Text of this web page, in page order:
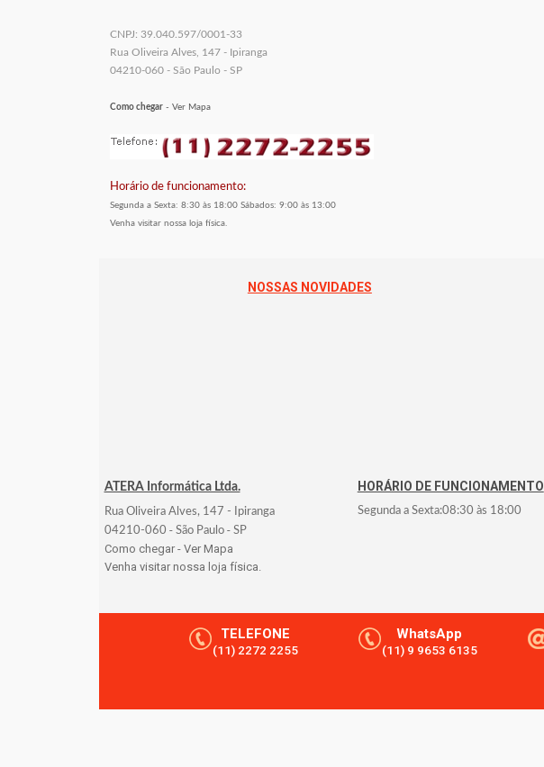
CNPJ: 39.040.597/0001-33
Rua Oliveira Alves, 147 - Ipiranga
04210-060 - São Paulo - SP
Como chegar- Ver Mapa
Horário de funcionamento:
Segunda a Sexta: 8:30 às 18:00 Sábados: 9:00 às 13:00
Venha visitar nossa loja física.
NOSSAS NOVIDADES
ATERA Informática Ltda.
Rua Oliveira Alves, 147 - Ipiranga
04210-060 - São Paulo- SP
Como chegar - Ver Mapa
Venha visitar nossa loja física.
HORÁRIO DE FUNCIONAMENTO
Segunda a Sexta:08:30 às 18:00
TELEFONE
(11) 2272 2255
WhatsApp
(11) 9 9653 6135